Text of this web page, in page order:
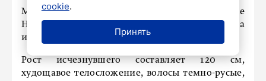
Мальчик пропал в поселке
Новогорелово. 5 августа он вышел из дома
и не вернулся.
Рост исчезнувшего составляет 120 см,
худощавое телосложение, волосы темно-русые,
cookie.
Принять